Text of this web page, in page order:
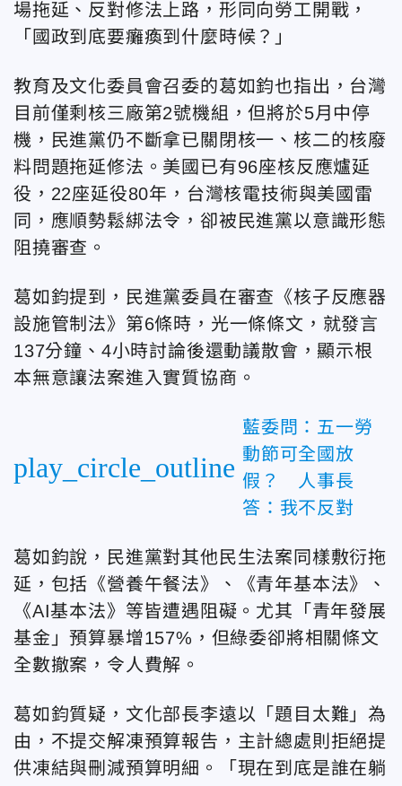
場拖延、反對修法上路，形同向勞工開戰，
「國政到底要癱瘓到什麼時候？」
教育及文化委員會召委的葛如鈞也指出，台灣
目前僅剩核三廠第2號機組，但將於5月中停
機，民進黨仍不斷拿已關閉核一、核二的核廢
料問題拖延修法。美國已有96座核反應爐延
役，22座延役80年，台灣核電技術與美國雷
同，應順勢鬆綁法令，卻被民進黨以意識形態
阻撓審查。
葛如鈞提到，民進黨委員在審查《核子反應器
設施管制法》第6條時，光一條條文，就發言
137分鐘、4小時討論後還動議散會，顯示根
本無意讓法案進入實質協商。
play_circle_outline
藍委問：五一勞
動節可全國放
假？ 人事長
答：我不反對
葛如鈞說，民進黨對其他民生法案同樣敷衍拖
延，包括《營養午餐法》、《青年基本法》、
《AI基本法》等皆遭遇阻礙。尤其「青年發展
基金」預算暴增157%，但綠委卻將相關條文
全數撤案，令人費解。
葛如鈞質疑，文化部長李遠以「題目太難」為
由，不提交解凍預算報告，主計總處則拒絕提
供凍結與刪減預算明細。「現在到底是誰在躺